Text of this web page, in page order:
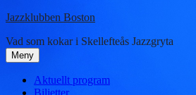
Hoppa
innehåll
Jazzklubben Boston
Vad som kokar i Skellefteås Jazzgryta
Meny
Aktuellt program
Biljetter